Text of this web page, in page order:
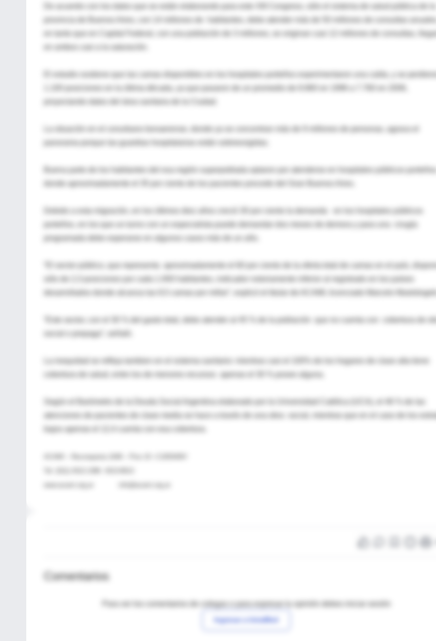
De acuerdo con los datos que se están elaborando para este XIII Congreso, sólo el sistema de salud pública de la
en tanto que en Capital Federal, con una población de 3 millones, se originan casi 12 millones de consultas,
La situación en el conurbano bonaerense, donde ya se concentran más de 9 millones de personas, agrava el
panorama porque las guardias hospitalarias están sobreexigidas.
Buena parte de los habitantes del esa región superpoblada optaron por atenderse en hospitales públicos
donde aproximadamente el 35 por ciento de los pacientes procede del Gran Buenos Aires.
Debido a esta migración, en los últimos diez años creció 30 por ciento la demanda en los hospitales públicos
porteños, en los que un turno con un especialista puede demandar dos meses de demora y para una cirugía
programada debe esperarse en algunos casos más de un año.
“El sector público, que representa aproximadamente el 60 por ciento de la oferta total de camas en el país,
sólo de 2,3 posiciones por cada 1.000 habitantes, indicador notoriamente inferior al registrado en los países
desarrollados donde alcanza las 8,5 camas por millar”, explicó el titular de ACAMI, licenciado Marcelo
“Este sector, con el 30 % del gasto total, debe atender al 45 % de la población que no cuenta con cobertura de
social o prepaga”, señaló.
La inequidad se refleja tambien en el sistema sanitario: mientras casi el 100% de los hogares de clase alta tiene
cobertura de salud, entre los de menores recursos apenas el 30 % posee alguna.
Según el Barómetro de la Deuda Social Argentina elaborado por la Universidad Católica (UCA), el 46 % de las
bajos apenas el 12,4 cuenta con esa cobertura.
Comentarios
Para ver los comentarios de colegas o para expresar tu opinión debes iniciar sesión
Ingresar a IntraMed